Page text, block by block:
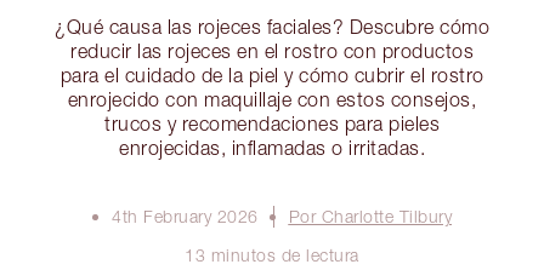
¿Qué causa las rojeces faciales? Descubre cómo
reducir las rojeces en el rostro con productos
para el cuidado de la piel y cómo cubrir el rostro
enrojecido con maquillaje con estos consejos,
trucos y recomendaciones para pieles
enrojecidas, inflamadas o irritadas.
4th February 2026
Por Charlotte Tilbury
13 minutos de lectura